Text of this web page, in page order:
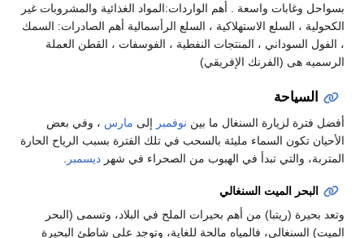
بسواحل وغابات واسعة . أهم الواردات:المواد الغذائية والمشروبات غير
الكحولية ، السلع الاستهلاكية ، السلع الرأسمالية أهم الصادرات: السمك
، الفول السوداني ، المنتجات النفطية ، الفوسفات ، القطن العملة
الرسميه هى (الفرنك الإفريقي)
السياحة
أفضل فترة لزيارة السنغال ما بين نوفمبر إلى مارس ، وفي بعض
الأحيان تكون السماء مليئة بالسحب في تلك الفترة بسبب الرياح الحارة
المتربة، والتي تبدأ في الهبوب من الصحراء في شهر ديسمبر
البحر الميت السنغالي
وتعد بحيرة (ريتبا) من أهم بحيرات الملح في البلاد، وتسمى (البحر
الميت) السنغالي، فالمياه مالحة للغاية، وتوجد على شاطئ البحيرة